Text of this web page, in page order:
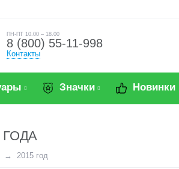
ПН-ПТ 10.00 – 18.00
8 (800) 55-11-998
Контакты
Значки Новинки
2015 год